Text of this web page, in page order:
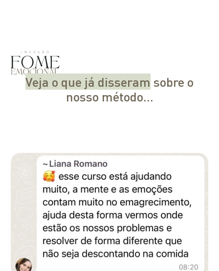
Veja o que já disseram sobre o
nosso método…